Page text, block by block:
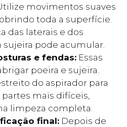
movimentos suaves
toda a superfície.
das laterais e dos
sujeira pode acumular.
e fendas: Essas
poeira e sujeira.
do aspirador para
partes mais difíceis,
limpeza completa.
final: Depois de